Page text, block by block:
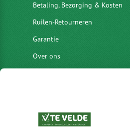
Betaling, Bezorging & Kosten
Ruilen-Retourneren
Garantie
Over ons
vacatures